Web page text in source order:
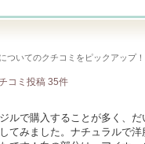
についてのクチコミをピックアップ！
コミ投稿 35件
ルで購入することが多く、
てみました。ナチュラルで